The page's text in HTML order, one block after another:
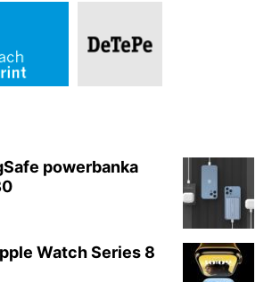
powerbanka
Watch Series 8